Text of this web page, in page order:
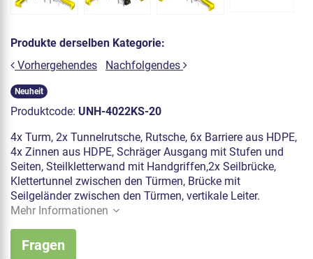
Produkte derselben Kategorie:
Vorhergehendes
Nachfolgendes
Neuheit
Produktcode: UNH-4022KS-20
4x Turm, 2x Tunnelrutsche, Rutsche, 6x Barriere aus HDPE,
4x Zinnen aus HDPE, Schräger Ausgang mit Stufen und
Seiten, Steilkletterwand mit Handgriffen,2x Seilbrücke,
Klettertunnel zwischen den Türmen, Brücke mit
Seilgeländer zwischen den Türmen, vertikale Leiter.
Mehr Informationen
Fragen